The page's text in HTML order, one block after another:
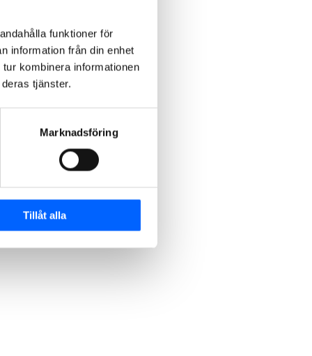
funktioner för
information från din enhet
kombinera informationen
tjänster.
Marknadsföring
Tillåt alla